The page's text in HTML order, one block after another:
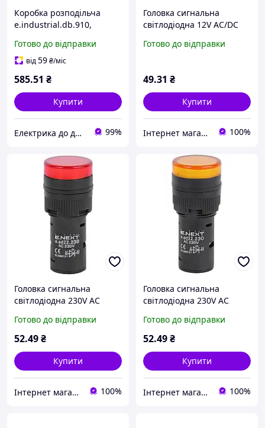
Коробка розподільча
e.industrial.db.910,
колодки E.NEXT i0350008
Готово до відправки
від59₴/міс
585.51 ₴
Купити
Електрика до дрібниць 99%
Головка сигнальна
світлодіодна 12V AC/DC
зелена s009018
Готово до відправки
49.31 ₴
Купити
Інтернет магазин "Світ Електрики" 100%
Головка сигнальна
світлодіодна 230V AC
червона s009023
Готово до відправки
52.49₴
Купити
Інтернет магазин "Світ Електрики" 100%
Головка сигнальна
світлодіодна 230V AC
жовта s009024
Готово до відправки
52.49₴
Купити
Інтернет магазин "Світ Електрики" 100%